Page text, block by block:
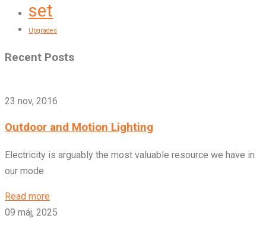
set
Upgrades
Recent Posts
23 nov, 2016
Outdoor and Motion Lighting
Electricity is arguably the most valuable resource we have in
our mode
Read more
09 máj, 2025